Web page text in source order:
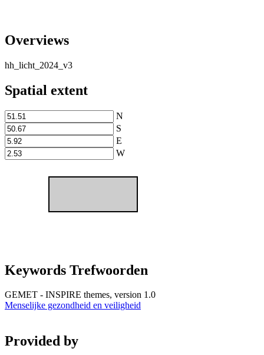
Overviews
hh_licht_2024_v3
Spatial extent
N
S
E
W
Keywords Trefwoorden
GEMET - INSPIRE themes, version 1.0
Menselijke gezondheid en veiligheid
Provided by